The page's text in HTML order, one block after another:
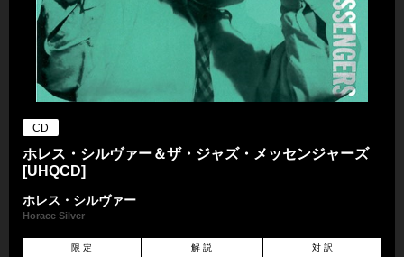
CD
ホレス・シルヴァー＆ザ・ジャズ・メッセンジャーズ
[UHQCD]
ホレス・シルヴァー
Horace Silver
限 定 解 説 対 訳